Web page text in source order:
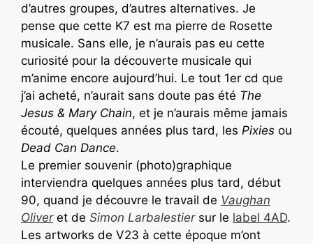
d’autres groupes, d’autres alternatives. Je
pense que cette K7 est ma pierre de Rosette
musicale. Sans elle, je n’aurais pas eu cette
curiosité pour la découverte musicale qui
m’anime encore aujourd’hui. Le tout 1er cd que
j’ai acheté, n’aurait sans doute pas été The
Jesus & Mary Chain, et je n’aurais même jamais
écouté, quelques années plus tard, les Pixies ou
Dead Can Dance.
Le premier souvenir (photo)graphique
interviendra quelques années plus tard, début
90, quand je découvre le travail de Vaughan
Oliveret de Simon Larbalestiersur le label 4AD.
Les artworks de V23 à cette époque m’ont